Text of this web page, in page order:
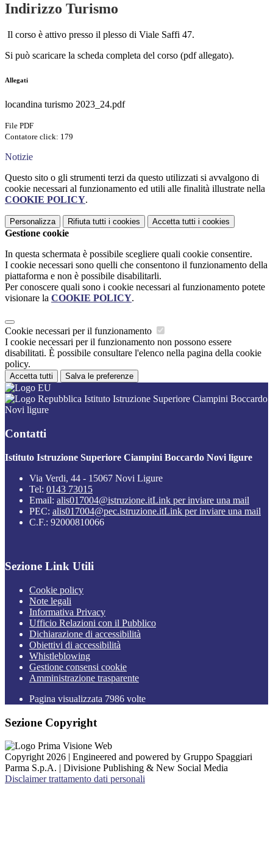
Indirizzo Turismo
Il corso è attivo presso il plesso di Viale Saffi 47.
Si può scaricare la scheda completa del corso (pdf allegato).
Allegati
locandina turismo 2023_24.pdf
File PDF
Contatore click: 179
Notizie
Questo sito o gli strumenti terzi da questo utilizzati si avvalgono di
cookie necessari al funzionamento ed utili alle finalità illustrate nella
COOKIE POLICY.
Personalizza Rifiuta tutti i cookies Accetta tutti i cookies
Gestione cookie
In questa schermata è possibile scegliere quali cookie consentire.
I cookie necessari sono quelli che consentono il funzionamento della
piattaforma e non è possibile disabilitarli.
Per conoscere quali sono i cookie necessari al funzionamento potete
visionare la COOKIE POLICY.
Cookie necessari per il funzionamento
I cookie necessari per il funzionamento non possono essere
disabilitati. È possibile consultare l'elenco nella pagina della cookie
policy.
Accetta tutti Salva le preferenze
Istituto Istruzione Superiore Ciampini Boccardo
Novi ligure
Contatti
Istituto Istruzione Superiore Ciampini Boccardo Novi ligure
Via Verdi, 44 - 15067 Novi Ligure
Tel: 0143 73015
Email: alis017004@istruzione.itLink per inviare una mail
PEC: alis017004@pec.istruzione.itLink per inviare una mail
C.F.: 92000810066
Sezione Link Utili
Cookie policy
Note legali
Informativa Privacy
Ufficio Relazioni con il Pubblico
Dichiarazione di accessibilità
Obiettivi di accessibilità
Whistleblowing
Gestione consensi cookie
Amministrazione trasparente
Pagina visualizzata 7986 volte
Sezione Copyright
Copyright 2026 | Engineered and powered by Gruppo Spaggiari
Parma S.p.A. | Divisione Publishing & New Social Media
Disclaimer trattamento dati personali